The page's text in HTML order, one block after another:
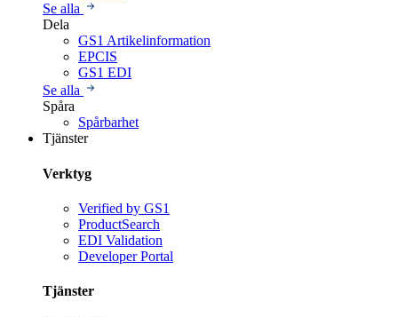
Se alla
Dela
GS1 Artikelinformation
EPCIS
GS1 EDI
Se alla
Spåra
Spårbarhet
Tjänster
Verktyg
Verified by GS1
ProductSearch
EDI Validation
Developer Portal
Tjänster